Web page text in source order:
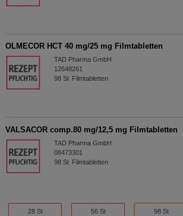
OLMECOR HCT 40 mg/25 mg Filmtabletten
TAD Pharma GmbH
12648261
98 St Filmtabletten
VALSACOR comp.80 mg/12,5 mg Filmtabletten
TAD Pharma GmbH
08473301
98 St Filmtabletten
28 St 56 St 98 St